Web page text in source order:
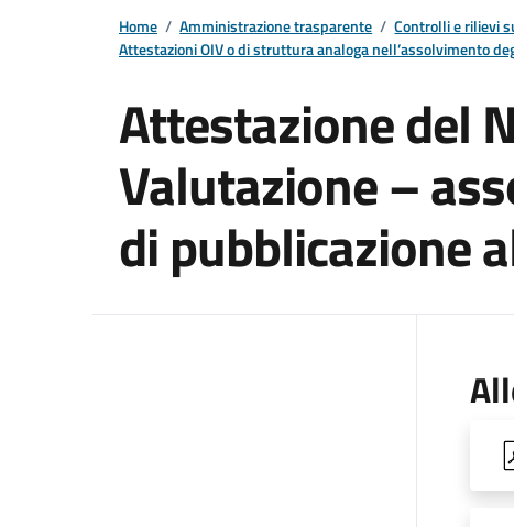
Home / Amministrazione trasparente / Controlli e rilievi
Attestazioni OIV o di struttura analoga nell’assolvimento
Attestazione del
Valutazione –
di pubblicazione